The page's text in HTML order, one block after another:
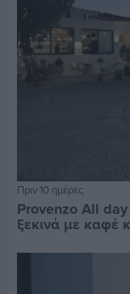
Πριν 10 ημέρες
Provenzo All
ξεκινά με καφέ